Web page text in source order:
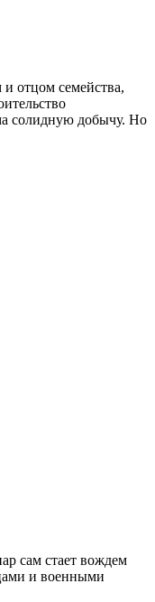
отцом семейства,
солидную добычу. Но
сам стает вождем
и военными